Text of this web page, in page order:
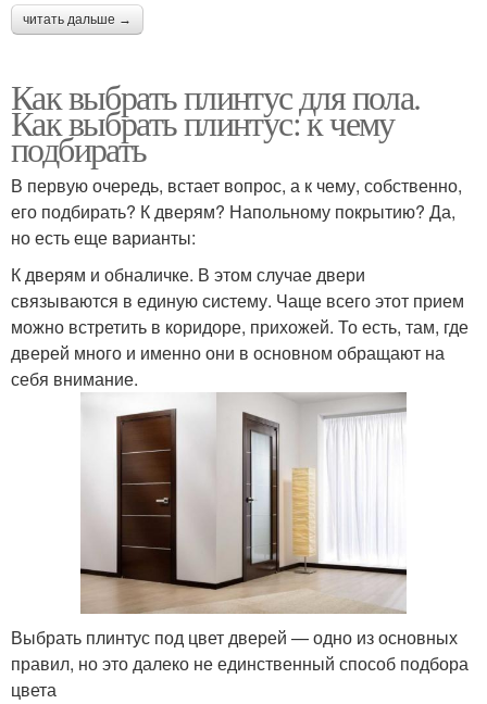
читать дальше →
Как выбрать плинтус для пола.
Как выбрать плинтус: к чему
подбирать
В первую очередь, встает вопрос, а к чему, собственно,
его подбирать? К дверям? Напольному покрытию? Да,
но есть еще варианты:
К дверям и обналичке. В этом случае двери
связываются в единую систему. Чаще всего этот прием
можно встретить в коридоре, прихожей. То есть, там, где
дверей много и именно они в основном обращают на
себя внимание.
Выбрать плинтус под цвет дверей — одно из основных
правил, но это далеко не единственный способ подбора
цвета